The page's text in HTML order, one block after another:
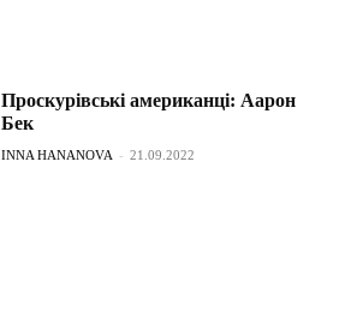
Проскурівські американці: Аарон
Бек
INNA HANANOVA - 21.09.2022